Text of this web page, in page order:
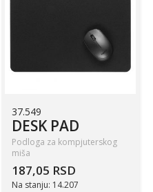
37.549
DESK PAD
Podloga za kompjuterskog
miša
187,05 RSD
Na stanju: 14.207